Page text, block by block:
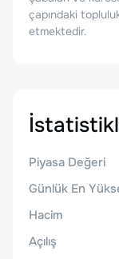
çapındaki
etmektedir.
Piyasa Değeri
Günlük En
Hacim
Açılış